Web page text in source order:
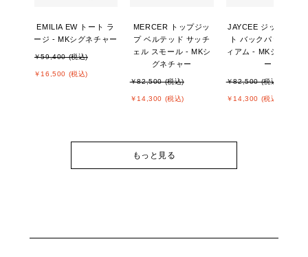
EMILIA EW トート ラ
ージ - MKシグネチャー
￥59,400 (税込)
￥16,500 (税込)
MERCER トップジッ
プ ベルテッド サッチ
ェル スモール - MKシ
グネチャー
￥82,500 (税込)
￥14,300 (税込)
JAYCEE ジップポケッ
ト バックパック ミデ
ィアム - MKシグネチ
ー
￥82,500 (税込)
￥14,300 (税込)
もっと見る